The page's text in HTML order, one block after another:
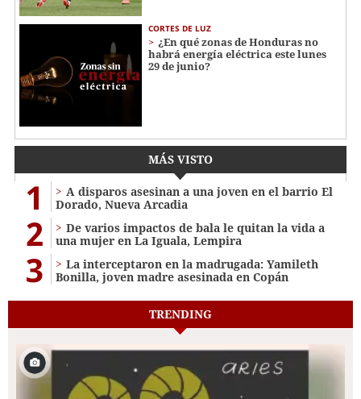
CORTES DE LUZ
¿En qué zonas de Honduras no
habrá energía eléctrica este lunes
29 de junio?
MÁS VISTO
1
A disparos asesinan a una joven en el barrio El
Dorado, Nueva Arcadia
2
De varios impactos de bala le quitan la vida a
una mujer en La Iguala, Lempira
3
La interceptaron en la madrugada: Yamileth
Bonilla, joven madre asesinada en Copán
TRENDING